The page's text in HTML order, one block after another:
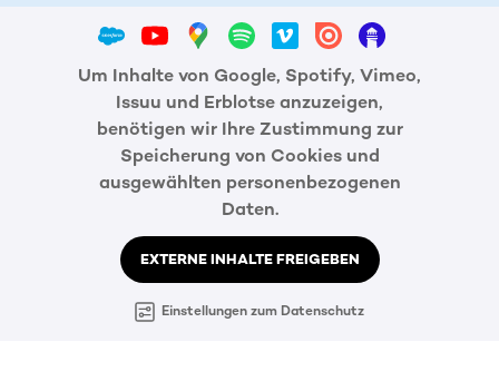
Um Inhalte von Google, Spotify, Vimeo,
Issuu und Erblotse anzuzeigen,
benötigen wir Ihre Zustimmung zur
Speicherung von Cookies und
ausgewählten personenbezogenen
Daten.
EXTERNE INHALTE FREIGEBEN
Einstellungen zum Datenschutz